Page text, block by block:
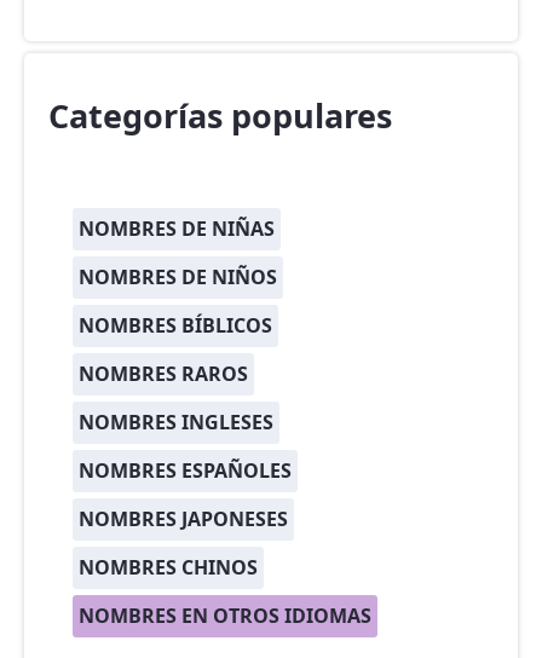
Categorías populares
NOMBRES DE NIÑAS
NOMBRES DE NIÑOS
NOMBRES BÍBLICOS
NOMBRES RAROS
NOMBRES INGLESES
NOMBRES ESPAÑOLES
NOMBRES JAPONESES
NOMBRES CHINOS
NOMBRES EN OTROS IDIOMAS